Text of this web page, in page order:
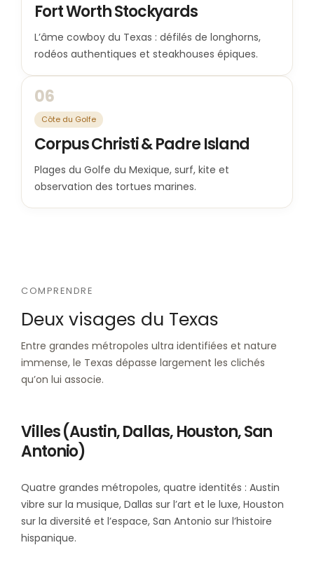
Fort Worth Stockyards
L’âme cowboy du Texas : défilés de longhorns,
rodéos authentiques et steakhouses épiques.
06
Côte du Golfe
Corpus Christi & Padre Island
Plages du Golfe du Mexique, surf, kite et
observation des tortues marines.
COMPRENDRE
Deux visages du Texas
Entre grandes métropoles ultra identifiées et nature
immense, le Texas dépasse largement les clichés
qu’on lui associe.
Villes (Austin, Dallas, Houston, San
Antonio)
Quatre grandes métropoles, quatre identités : Austin
vibre sur la musique, Dallas sur l’art et le luxe, Houston
sur la diversité et l’espace, San Antonio sur l’histoire
hispanique.